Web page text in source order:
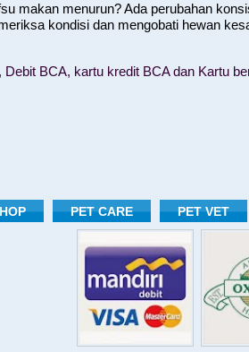
makan menurun? Ada perubahan
kondisi dan mengobati hewan
BCA, kartu kredit BCA dan Kartu
PET CARE PET VET